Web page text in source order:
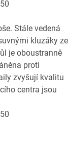
Stále vedená
kluzáky ze
je oboustranně
proti
zvyšují kvalitu
centra jsou